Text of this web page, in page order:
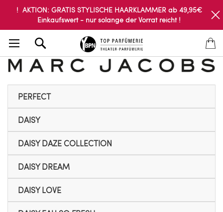
! AKTION: GRATIS STYLISCHE HAARKLAMMER ab 49,95€
Einkaufswert - nur solange der Vorrat reicht !
PERFECT
DAISY
DAISY DAZE COLLECTION
DAISY DREAM
DAISY LOVE